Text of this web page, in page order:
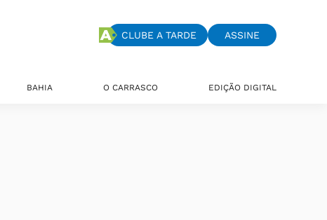
CLUBE A TARDE ASSINE
BAHIA O CARRASCO EDIÇÃO DIGITAL